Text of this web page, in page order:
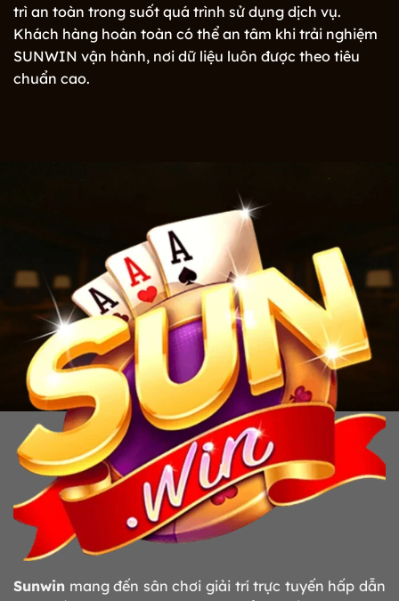
trì an toàn trong suốt quá trình sử dụng dịch vụ.
Khách hàng hoàn toàn có thể an tâm khi trải nghiệm
SUNWIN vận hành, nơi dữ liệu luôn được theo tiêu
chuẩn cao.
Sunwin mang đến sân chơi giải trí trực tuyến hấp dẫn